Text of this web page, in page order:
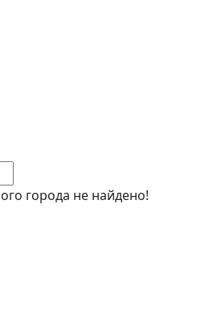
города не найдено!